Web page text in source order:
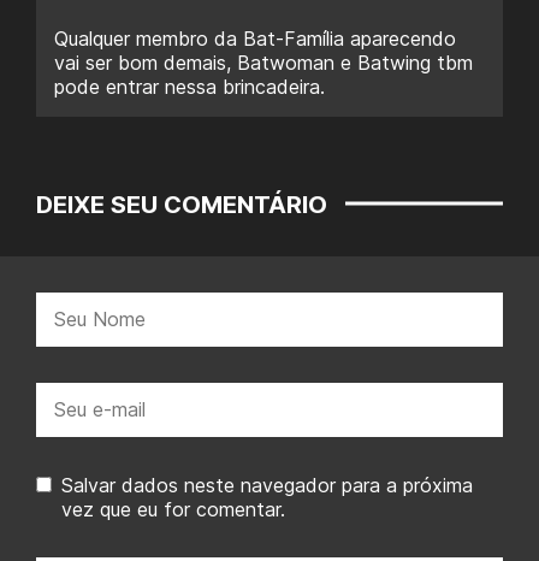
Qualquer membro da Bat-Família aparecendo
vai ser bom demais, Batwoman e Batwing tbm
pode entrar nessa brincadeira.
DEIXE SEU COMENTÁRIO
mail:
Salvar dados neste navegador para a próxima
vez que eu for comentar.